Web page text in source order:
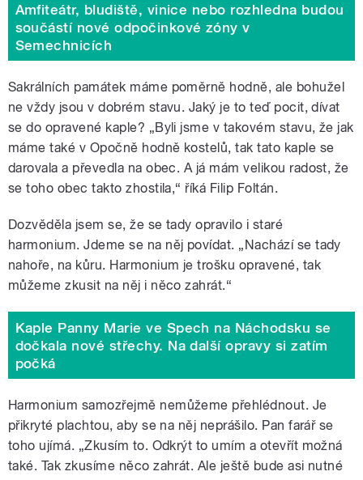
Amfiteátr, bludiště, vinice nebo rozhledna budou
součástí nové odpočinkové zóny v
Semechnicích
Sakrálních památek máme poměrně hodně, ale bohužel
ne vždy jsou v dobrém stavu. Jaký je to teď pocit, dívat
se do opravené kaple? „Byli jsme v takovém stavu, že jak
máme také v Opočně hodně kostelů, tak tato kaple se
darovala a převedla na obec. A já mám velikou radost, že
se toho obec takto zhostila,“ říká Filip Foltán.
Dozvěděla jsem se, že se tady opravilo i staré
harmonium. Jdeme se na něj povídat. „Nachází se tady
nahoře, na kůru. Harmonium je trošku opravené, tak
můžeme zkusit na něj i něco zahrát.“
Kaple Panny Marie ve Spech na Náchodsku se
dočkala nové střechy. Na další opravy si zatím
počká
Harmonium samozřejmě nemůžeme přehlédnout. Je
přikryté plachtou, aby se na něj neprášilo. Pan farář se
toho ujímá. „Zkusím to. Odkrýt to umím a otevřít možná
také. Tak zkusíme něco zahrát. Ale ještě bude asi nutné